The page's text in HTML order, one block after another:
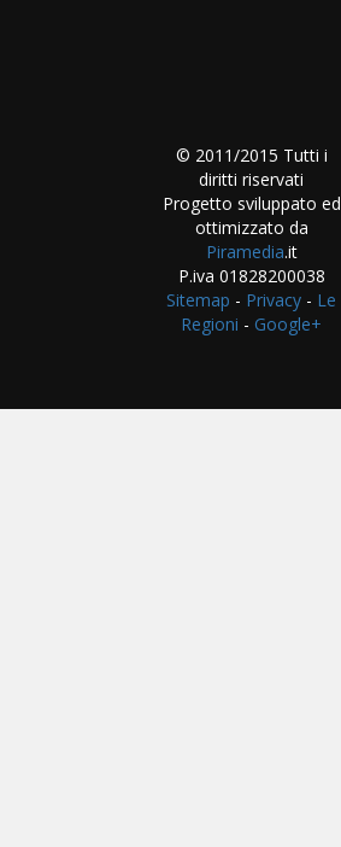
© 2011/2015 Tutti i
diritti riservati
Progetto sviluppato ed
ottimizzato da
Piramedia.it
P.iva 01828200038
Sitemap - Privacy - Le
Regioni - Google+